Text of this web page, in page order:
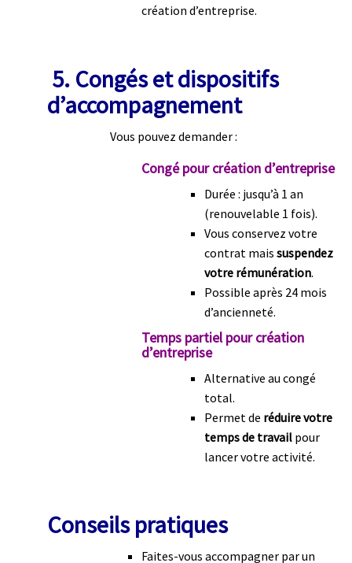
création d’entreprise.
5. Congés et dispositifs
d’accompagnement
Vous pouvez demander :
Congé pour création d’entreprise
Durée : jusqu’à 1 an
(renouvelable 1 fois).
Vous conservez votre
contrat mais suspendez
votre rémunération.
Possible après 24 mois
d’ancienneté.
Temps partiel pour création
d’entreprise
Alternative au congé
total.
Permet de réduire votre
temps de travail pour
lancer votre activité.
Conseils pratiques
Faites-vous accompagner par un